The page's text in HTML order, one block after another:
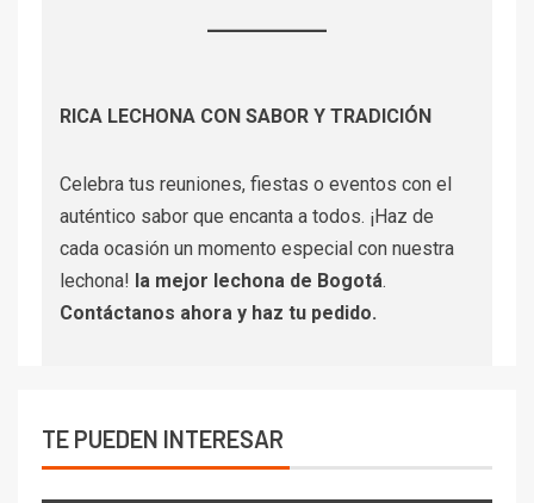
RICA LECHONA CON SABOR Y TRADICIÓN
Celebra tus reuniones, fiestas o eventos con el
auténtico sabor que encanta a todos. ¡Haz de
cada ocasión un momento especial con nuestra
lechona! la mejor lechona de Bogotá.
Contáctanos ahora y haz tu pedido.
TE PUEDEN INTERESAR